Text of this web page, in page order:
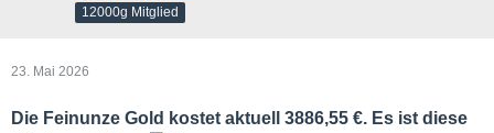
12000g Mitglied
23. Mai 2026
Die Feinunze Gold kostet aktuell 3886,55 €. Es ist diese